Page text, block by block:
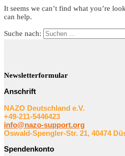
It seems we can’t find what you’re
can help.
Suche nach:
Newsletterformular
Anschrift
NAZO Deutschland e.V.
+49-211-5446423
info@nazo-support.org
Oswald-Spengler-Str. 21, 40474
Spendenkonto